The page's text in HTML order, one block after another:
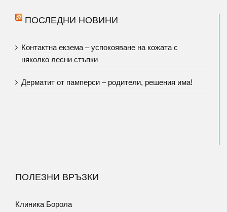
ПОСЛЕДНИ НОВИНИ
Контактна екзема – успокояване на кожата с
няколко лесни стъпки
Дерматит от памперси – родители, решения има!
ПОЛЕЗНИ ВРЪЗКИ
Клиника Борола